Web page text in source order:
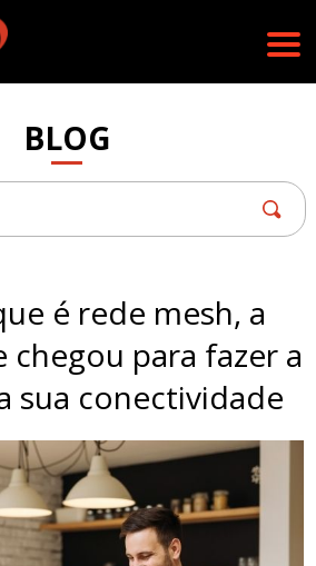
BLOG
é rede mesh, a
chegou para fazer a
sua conectividade